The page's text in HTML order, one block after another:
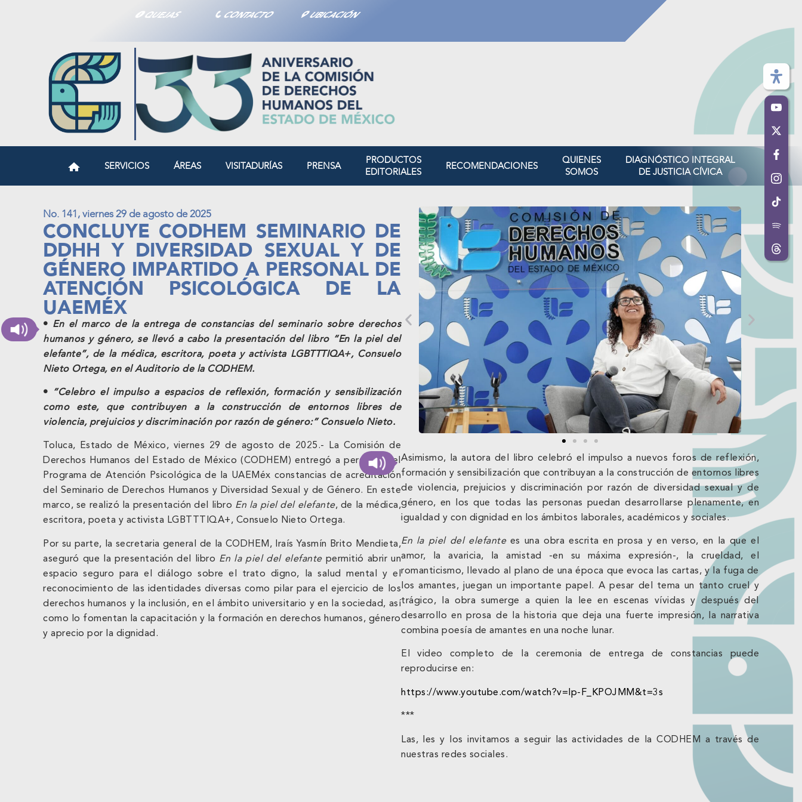
QUEJAS CONTACTO UBICACIÓN
SERVICIOS ÁREAS VISITADURÍAS PRENSA
PRODUCTOS
EDITORIALES
RECOMENDACIONES
QUIENES
SOMOS
DIAGNÓSTICO INTEGRAL
DE JUSTICIA CÍVICA
No. 141, viernes 29 de agosto de 2025
CONCLUYE CODHEM SEMINARIO DE
DDHH Y DIVERSIDAD SEXUAL Y DE
GÉNERO IMPARTIDO A PERSONAL DE
ATENCIÓN PSICOLÓGICA DE LA
UAEMÉX
• En el marco de la entrega de constancias del seminario sobre derechos
humanos y género, se llevó a cabo la presentación del libro “En la piel del
elefante”, de la médica, escritora, poeta y activista LGBTTTIQA+, Consuelo
Nieto Ortega, en el Auditorio de la CODHEM.
•
“Celebro el impulso a espacios de reflexión, formación y sensibilización
como este, que contribuyen a la construcción de entornos libres de
violencia, prejuicios y discriminación por razón de género:” Consuelo Nieto.
Toluca, Estado de México, viernes 29 de agosto de 2025.- La Comisión de
Derechos Humanos del Estado de México (CODHEM) entregó a personal del
Programa de Atención Psicológica de la UAEMéx constancias de acreditación
del Seminario de Derechos Humanos y Diversidad Sexual y de Género. En este
marco, se realizó la presentación del libro En la piel del elefante, de la médica,
escritora, poeta y activista LGBTTTIQA+, Consuelo Nieto Ortega.
Por su parte, la secretaria general de la CODHEM, Iraís Yasmín Brito Mendieta,
aseguró que la presentación del libro En la piel del elefantepermitió abrir un
espacio seguro para el diálogo sobre el trato digno, la salud mental y el
reconocimiento de las identidades diversas como pilar para el ejercicio de los
derechos humanos y la inclusión, en el ámbito universitario y en la sociedad, así
como lo fomentan la capacitación y la formación en derechos humanos, género
y aprecio por la dignidad.
Asimismo, la autora del libro celebró el impulso a nuevos foros de reflexión,
formación y sensibilización que contribuyan a la construcción de entornos libres
de violencia, prejuicios y discriminación por razón de diversidad sexual y de
género, en los que todas las personas puedan desarrollarse plenamente, en
igualdad y con dignidad en los ámbitos laborales, académicos y sociales.
En la piel del elefantees una obra escrita en prosa y en verso, en la que el
amor, la avaricia, la amistad -en su máxima expresión-, la crueldad, el
romanticismo, llevado al plano de una época que evoca las cartas, y la fuga de
los amantes, juegan un importante papel. A pesar del tema un tanto cruel y
trágico, la obra sumerge a quien la lee en escenas vívidas y después del
desarrollo en prosa de la historia que deja una fuerte impresión, la narrativa
combina poesía de amantes en una noche lunar.
El video completo de la ceremonia de entrega de constancias puede
reproducirse en:
https://www.youtube.com/watch?v=Ip-F_KPOJMM&t=3s
***
Las, les y los invitamos a seguir las actividades de la CODHEM a través de
nuestras redes sociales.